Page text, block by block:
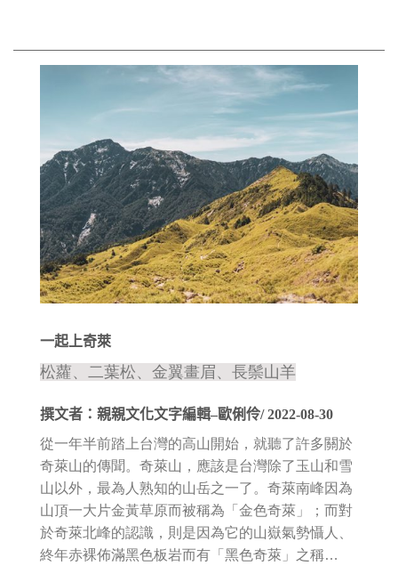
一起上奇萊
松蘿、二葉松、金翼畫眉、長鬃山羊
撰文者：親親文化文字編輯–歐俐伶/ 2022-08-30
從一年半前踏上台灣的高山開始，就聽了許多關於
奇萊山的傳聞。奇萊山，應該是台灣除了玉山和雪
山以外，最為人熟知的山岳之一了。奇萊南峰因為
山頂一大片金黃草原而被稱為「金色奇萊」；而對
於奇萊北峰的認識，則是因為它的山嶽氣勢懾人、
終年赤裸佈滿黑色板岩而有「黑色奇萊」之稱…